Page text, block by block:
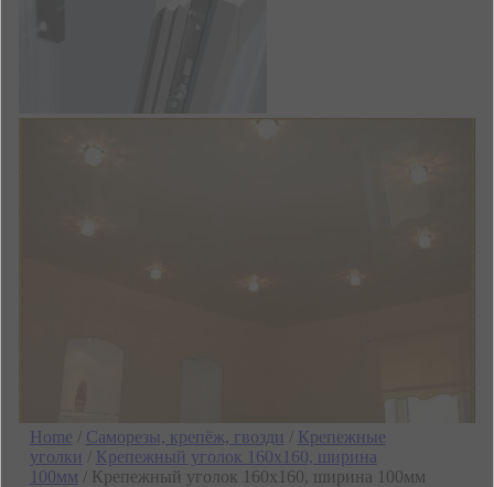
Home / Саморезы, крепёж, гвозди / Крепежные
уголки / Крепежный уголок 160х160, ширина
100мм / Крепежный уголок 160х160, ширина 100мм